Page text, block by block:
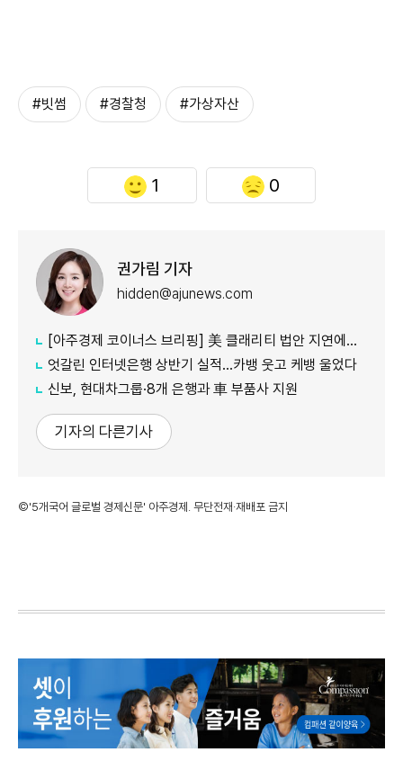
#빗썸 #경찰청 #가상자산
1 0
권가림 기자
hidden@ajunews.com
[아주경제 코이너스 브리핑] 美 클래리티 법안 지연에도…비트코인 6만4500달러로 상승
엇갈린 인터넷은행 상반기 실적…카뱅 웃고 케뱅 울었다
신보, 현대차그룹·8개 은행과 車 부품사 지원
기자의 다른기사
©'5개국어 글로벌 경제신문' 아주경제. 무단전재·재배포 금지